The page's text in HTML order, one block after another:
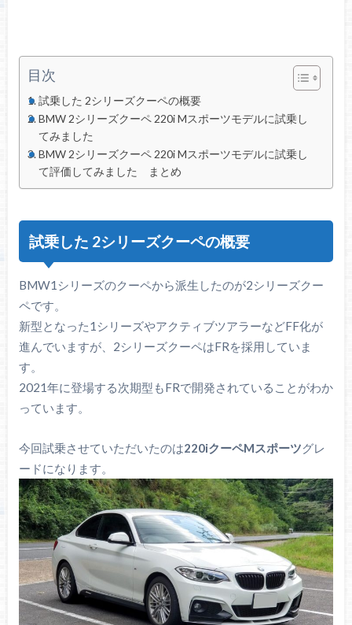
目次
試乗した 2シリーズクーペの概要
BMW 2シリーズクーペ 220i Mスポーツモデルに試乗し
てみました
BMW 2シリーズクーペ 220i Mスポーツモデルに試乗し
て評価してみました まとめ
試乗した 2シリーズクーペの概要
BMW1シリーズのクーペから派生したのが2シリーズクー
ペです。
新型となった1シリーズやアクティブツアラーなどFF化が
進んでいますが、2シリーズクーペはFRを採用していま
す。
2021年に登場する次期型もFRで開発されていることがわか
っています。
今回試乗させていただいたのは220iクーペMスポーツグレ
ードになります。